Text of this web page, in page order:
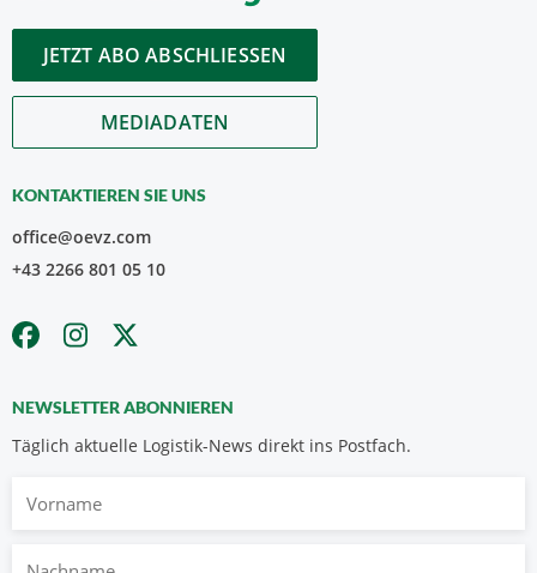
JETZT ABO ABSCHLIESSEN
MEDIADATEN
KONTAKTIEREN SIE UNS
office@oevz.com
+43 2266 801 05 10
NEWSLETTER ABONNIEREN
Täglich aktuelle Logistik-News direkt ins Postfach.
Vorname
Nachname